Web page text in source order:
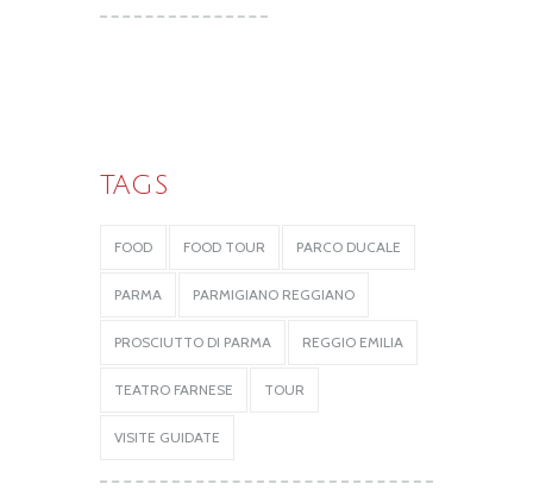
TAGS
FOOD FOOD TOUR PARCO DUCALE
PARMA PARMIGIANO REGGIANO
PROSCIUTTO DI PARMA REGGIO EMILIA
TEATRO FARNESE TOUR
VISITE GUIDATE